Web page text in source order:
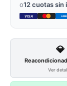
o12 cuotas sin
VISA
💎
Ver